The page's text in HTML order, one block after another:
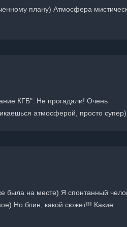
плану) Атмосфера
КГБ". Не прогадали! Очень
атмосферой, просто супер)
была на месте) Я спонтанный
Но блин, какой сюжет!!! Какие